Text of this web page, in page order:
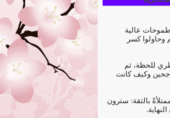
عالية
وحاولوا كسر
للحظة، ثم
وكيف كانت
بالثقة: سترون